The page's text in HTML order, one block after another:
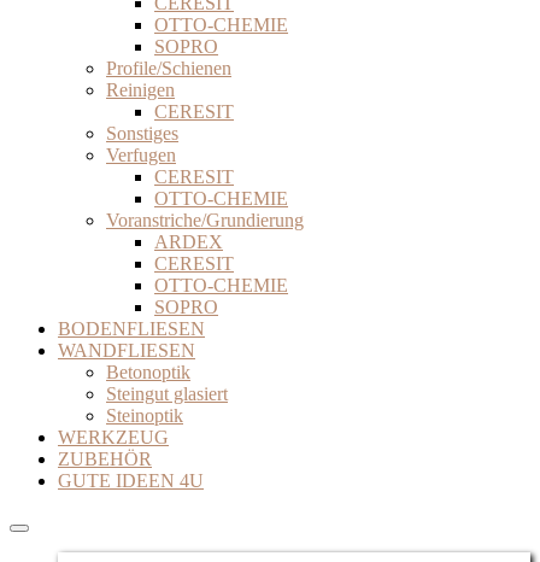
OTTO-CHEMIE
SOPRO
Profile/Schienen
Reinigen
CERESIT
Sonstiges
Verfugen
CERESIT
OTTO-CHEMIE
Voranstriche/Grundierung
ARDEX
CERESIT
OTTO-CHEMIE
SOPRO
BODENFLIESEN
WANDFLIESEN
Betonoptik
Steingut glasiert
Steinoptik
WERKZEUG
ZUBEHÖR
GUTE IDEEN 4U